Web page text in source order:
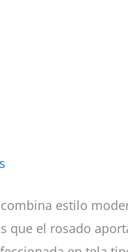
combina estilo
el rosado